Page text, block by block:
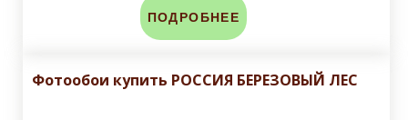
ПОДРОБНЕЕ
Фотообои купить РОССИЯ БЕРЕЗОВЫЙ ЛЕС